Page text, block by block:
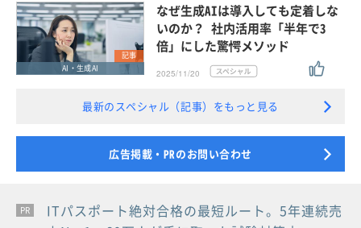
記事
AI・生成AI
なぜ生成AIは導入しても定着しな
いのか？ 社内活用率「半年で3
倍」にした驚愕メソッド
2025/11/20
最新のスペシャル（記事）をもっと見る
広告掲載・PRのお問い合わせ
PR
PR
PR
ITパスポート絶対合格の最短ルート。5年連続売